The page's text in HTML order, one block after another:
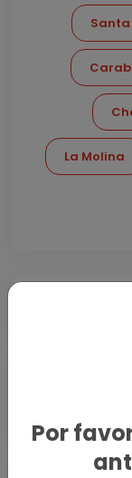
La Molina
Por